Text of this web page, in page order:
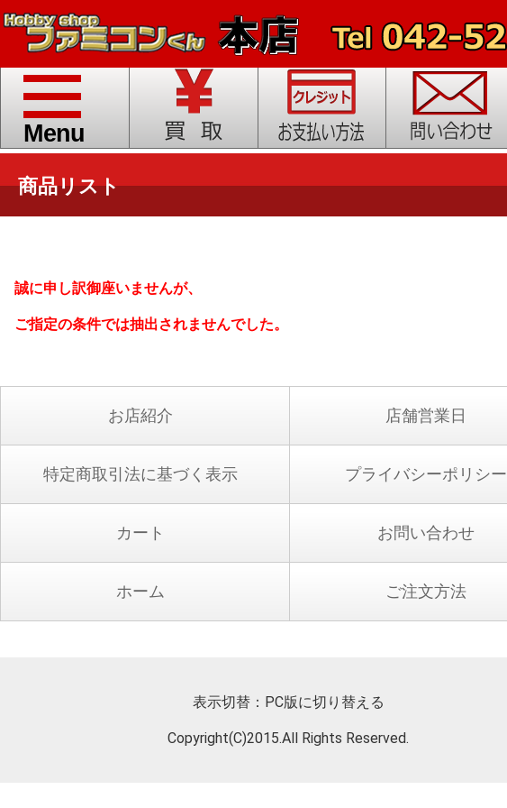
toggle
navigation
Menu
商品リスト
誠に申し訳御座いませんが、
ご指定の条件では抽出されませんでした。
お店紹介 店舗営業日
特定商取引法に基づく表示 プライバシーポリシー
カート お問い合わせ
ホーム ご注文方法
表示切替： PC版に切り替える
Copyright(C)2015.All Rights Reserved.